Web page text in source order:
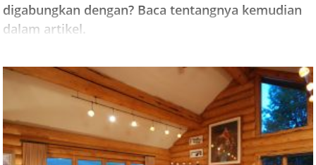
digabungkan dengan? Baca tentangnya kemudian
dalam artikel.